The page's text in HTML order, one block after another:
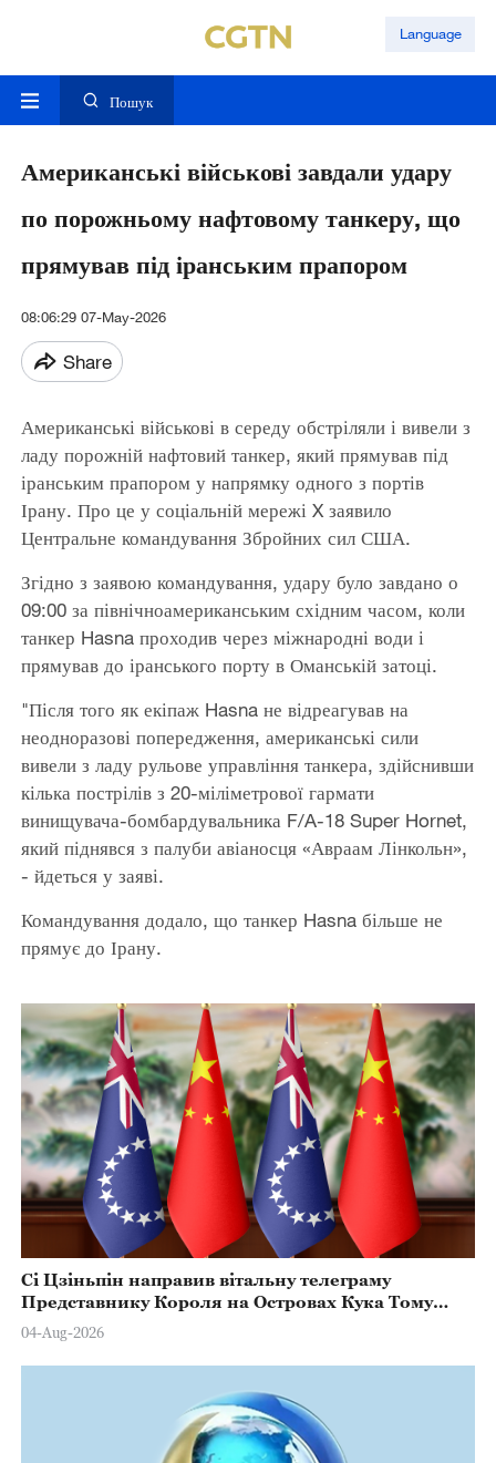
Language
Пошук
Американські військові завдали удару
по порожньому нафтовому танкеру, що
прямував під іранським прапором
08:06:29 07-May-2026
Share
Американські військові в середу обстріляли і вивели з
ладу порожній нафтовий танкер, який прямував під
іранським прапором у напрямку одного з портів
Ірану. Про це у соціальній мережі X заявило
Центральне командування Збройних сил США.
Згідно з заявою командування, удару було завдано о
09:00 за північноамериканським східним часом, коли
танкер Hasna проходив через міжнародні води і
прямував до іранського порту в Оманській затоці.
"Після того як екіпаж Hasna не відреагував на
неодноразові попередження, американські сили
вивели з ладу рульове управління танкера, здійснивши
кілька пострілів з 20-міліметрової гармати
винищувача-бомбардувальника F/A-18 Super Hornet,
який піднявся з палуби авіаносця «Авраам Лінкольн»,
- йдеться у заяві.
Командування додало, що танкер Hasna більше не
прямує до Ірану.
Сі Цзіньпін направив вітальну телеграму
Представнику Короля на Островах Кука Тому
Марстерсу з нагоди Дня Конституції
04-Aug-2026